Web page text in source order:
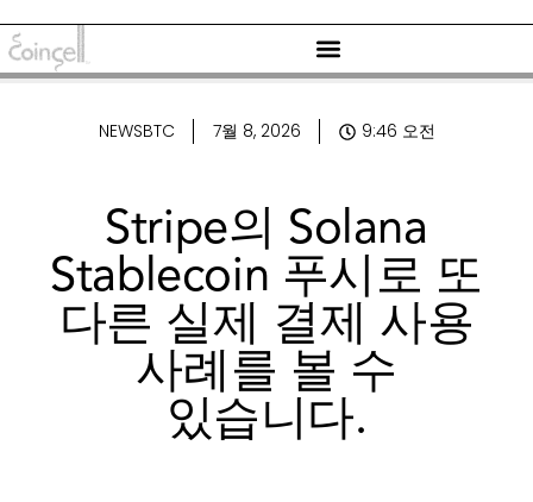
NEWSBTC 7월 8, 2026 9:46 오전
Stripe의 Solana
Stablecoin 푸시로 또
다른 실제 결제 사용
사례를 볼 수
있습니다.